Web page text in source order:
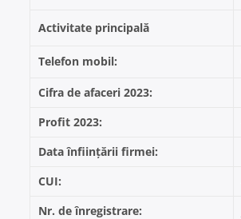
Activitate principală
Telefon mobil:
Cifra de afaceri 2023:
Profit 2023:
Data înființării firmei:
CUI:
Nr. de înregistrare: